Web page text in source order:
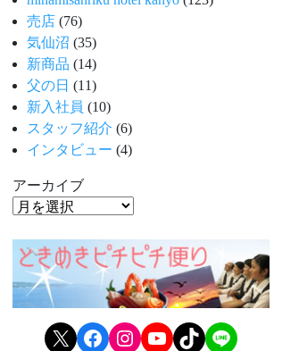
売店 (76)
気仙沼 (35)
新商品 (14)
父の日 (11)
新入社員 (10)
スタッフ紹介 (6)
インタビュー (4)
アーカイブ
X Facebook Instagram YouTube TikTok LINE